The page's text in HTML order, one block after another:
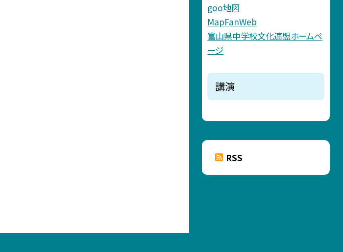
goo地図
MapFanWeb
富山県中学校文化連盟ホームペ
ージ
講演
RSS